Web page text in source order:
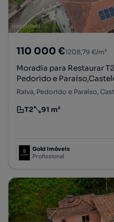
110 000 €1208,79 €/m²
Moradia para Restaurar
Pedorido e
Raiva, Pedorido e Paraíso,
Tipologia
T2
Preço por metro quadrado
91 m²
Gold Imóveis
Profissional